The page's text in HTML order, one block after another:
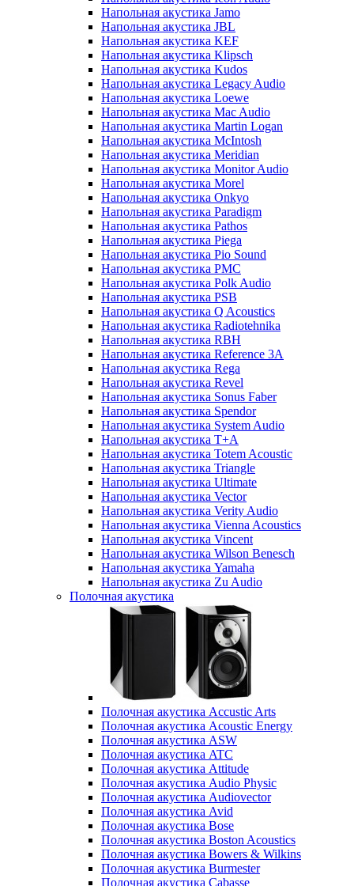
Напольная акустика Jamo
Напольная акустика JBL
Напольная акустика KEF
Напольная акустика Klipsch
Напольная акустика Kudos
Напольная акустика Legacy Audio
Напольная акустика Loewe
Напольная акустика Mac Audio
Напольная акустика Martin Logan
Напольная акустика McIntosh
Напольная акустика Meridian
Напольная акустика Monitor Audio
Напольная акустика Morel
Напольная акустика Onkyo
Напольная акустика Paradigm
Напольная акустика Pathos
Напольная акустика Piega
Напольная акустика Pio Sound
Напольная акустика PMC
Напольная акустика Polk Audio
Напольная акустика PSB
Напольная акустика Q Acoustics
Напольная акустика Radiotehnika
Напольная акустика RBH
Напольная акустика Reference 3A
Напольная акустика Rega
Напольная акустика Revel
Напольная акустика Sonus Faber
Напольная акустика Spendor
Напольная акустика System Audio
Напольная акустика T+A
Напольная акустика Totem Acoustic
Напольная акустика Triangle
Напольная акустика Ultimate
Напольная акустика Vector
Напольная акустика Verity Audio
Напольная акустика Vienna Acoustics
Напольная акустика Vincent
Напольная акустика Wilson Benesch
Напольная акустика Yamaha
Напольная акустика Zu Audio
Полочная акустика
Полочная акустика Accustic Arts
Полочная акустика Acoustic Energy
Полочная акустика ASW
Полочная акустика ATC
Полочная акустика Attitude
Полочная акустика Audio Physic
Полочная акустика Audiovector
Полочная акустика Avid
Полочная акустика Bose
Полочная акустика Boston Acoustics
Полочная акустика Bowers & Wilkins
Полочная акустика Burmester
Полочная акустика Cabasse